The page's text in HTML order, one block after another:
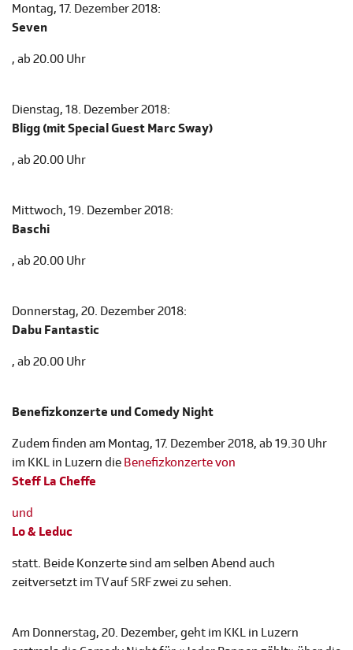
Montag, 17. Dezember 2018:
Seven
, ab 20.00 Uhr
Dienstag, 18. Dezember 2018:
Bligg (mit Special Guest Marc Sway)
, ab 20.00 Uhr
Mittwoch, 19. Dezember 2018:
Baschi
, ab 20.00 Uhr
Donnerstag, 20. Dezember 2018:
Dabu Fantastic
, ab 20.00 Uhr
Benefizkonzerte und Comedy Night
Zudem finden am Montag, 17. Dezember 2018, ab 19.30 Uhr
im KKL in Luzern die Benefizkonzerte von
Steff La Cheffe
und
Lo & Leduc
statt. Beide Konzerte sind am selben Abend auch
zeitversetzt im TV auf SRF zwei zu sehen.
Am Donnerstag, 20. Dezember, geht im KKL in Luzern